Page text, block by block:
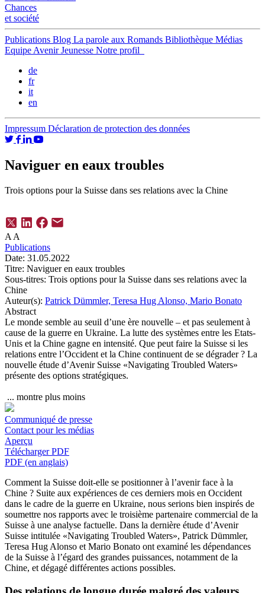
Chances
et société
Publications Blog La parole aux Romands Bibliothèque Médias
Equipe Avenir Jeunesse Notre profil
de
fr
it
en
Impressum Déclaration de protection des données
Naviguer en eaux troubles
Trois options pour la Suisse dans ses relations avec la Chine
A A
Publications
Date: 31.05.2022
Titre: Naviguer en eaux troubles
Sous-titres: Trois options pour la Suisse dans ses relations avec la
Chine
Auteur(s): Patrick Dümmler, Teresa Hug Alonso, Mario Bonato
Abstract
Le monde semble au seuil d’une ère nouvelle – et pas seulement à
cause de la guerre en Ukraine. La lutte des systèmes entre les Etats-
Unis et la Chine gagne en intensité. Que peut faire la Suisse si les
relations entre l’Occident et la Chine continuent de se dégrader ? La
nouvelle étude d’Avenir Suisse «Navigating Troubled Waters»
présente des options stratégiques.
... montre plus moins
Communiqué de presse
Contact pour les médias
Aperçu
Télécharger PDF
PDF (en anglais)
Comment la Suisse doit-elle se positionner à l’avenir face à la
Chine ? Suite aux expériences de ces derniers mois en Occident
dans le cadre de la guerre en Ukraine, nous serions bien inspirés de
soumettre nos rapports avec le troisième partenaire commercial de la
Suisse à une analyse factuelle. Dans la dernière étude d’Avenir
Suisse intitulée «Navigating Troubled Waters», Patrick Dümmler,
Teresa Hug Alonso et Mario Bonato ont examiné les dépendances
de la Suisse à l’égard des grandes puissances, notamment de la
Chine, et dégagé différentes actions possibles.